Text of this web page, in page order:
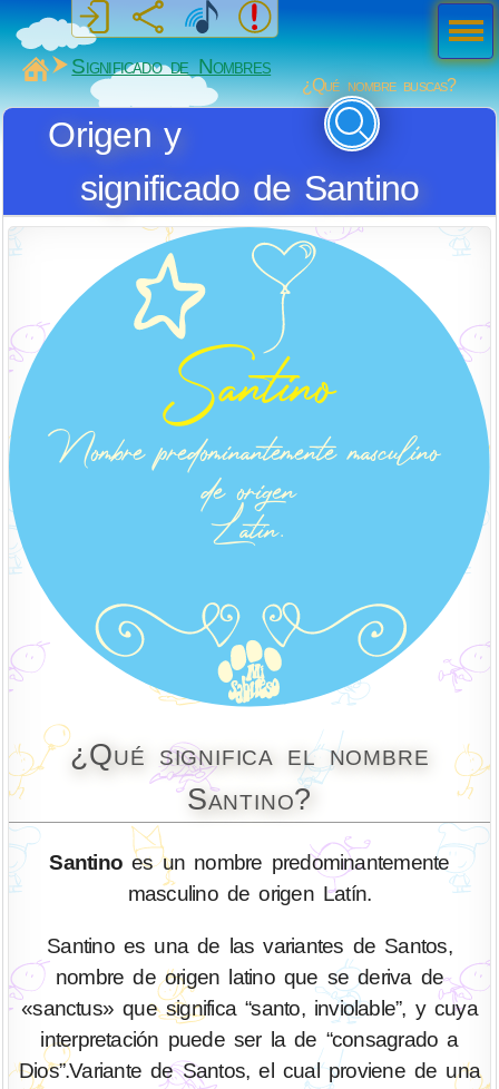
MiSabueso
Significado de Nombres
¿Qué nombre buscas?
Origen y
significado de Santino
¿Qué significa el nombre
Santino?
Santino es un nombre predominantemente
masculino de origen Latín.
Santino es una de las variantes de Santos,
nombre de origen latino que se deriva de
«sanctus» que significa “santo, inviolable”, y cuya
interpretación puede ser la de “consagrado a
Dios”.Variante de Santos, el cual proviene de una
Men
ú